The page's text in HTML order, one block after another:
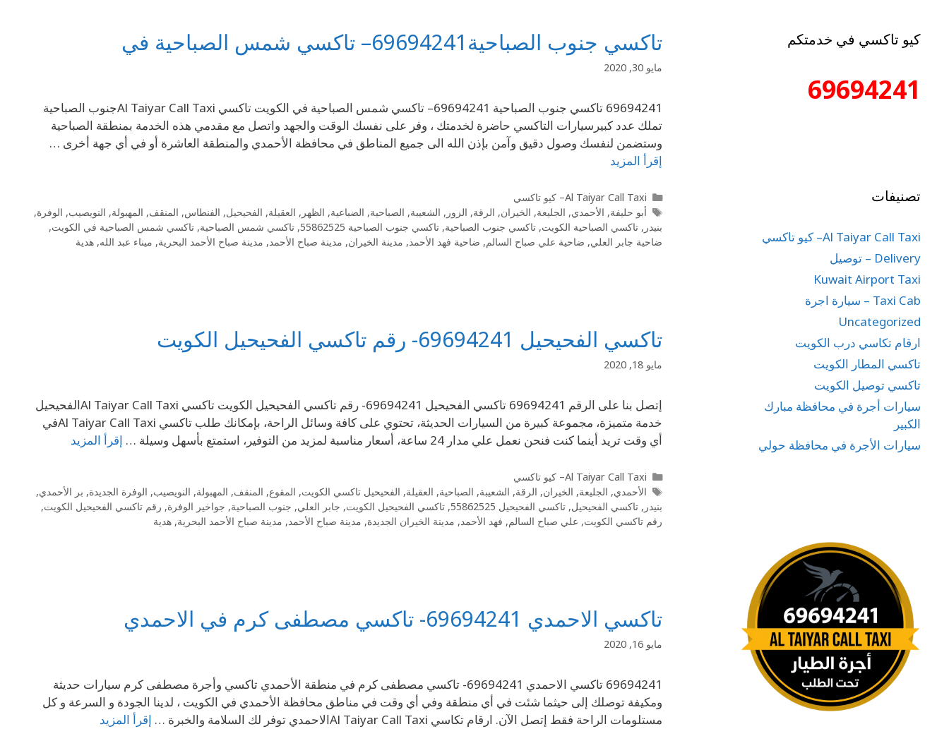
تاكسي جنوب الصباحية69694241– تاكسي شمس الصباحية في
مايو 30, 2020
69694241 تاكسي جنوب الصباحية 69694241– تاكسي شمس الصباحية في الكويت تاكسي Al Taiyar Call Taxiجنوب الصباحية
تملك عدد كبيرسيارات التاكسي حاضرة لخدمتك ، وفر على نفسك الوقت والجهد واتصل مع مقدمي هذه الخدمة بمنطقة الصباحية
وستضمن لنفسك وصول دقيق وآمن بإذن الله الى جميع المناطق في محافظة الأحمدي والمنطقة العاشرة أو في أي جهة أخرى …
إقرأ المزيد
Al Taiyar Call Taxi– كيو تاكسي
أبو حليفة, الأحمدي, الجليعة, الخيران, الرقة, الزور , الشعيبة, الصباحية, الضباعية, الظهر , العقيلة, الفحيحيل, الفنطاس, المنقف, المهبولة, النويصيب, الوفرة,
بنيدر , تاكسي الصباحية الكويت, تاكسي جنوب الصباحية, تاكسي جنوب الصباحية 55862525 , تاكسي شمس الصباحية, تاكسي شمس الصباحية في الكويت,
ضاحية جابر العلي, ضاحية علي صباح السالم, ضاحية فهد الأحمد, مدينة الخيران, مدينة صباح الأحمد, مدينة صباح الأحمد البحرية, ميناء عبد الله, هدية
تاكسي الفحيحيل 69694241- رقم تاكسي الفحيحيل الكويت
مايو 18, 2020
إتصل بنا على الرقم 69694241 تاكسي الفحيحيل 69694241- رقم تاكسي الفحيحيل الكويت تاكسي Al Taiyar Call Taxiالفحيحيل
خدمة متميزة، مجموعة كبيرة من السيارات الحديثة، تحتوي على كافة وسائل الراحة، بإمكانك طلب تاكسي Al Taiyar Call Taxiفي
أي وقت تريد أينما كنت فنحن نعمل علي مدار 24 ساعة، أسعار مناسبة لمزيد من التوفير، استمتع بأسهل وسيلة …
إقرأ المزيد
Al Taiyar Call Taxi– كيو تاكسي
الأحمدي, الجليعة, الخيران, الرقة, الشعيبة, الصباحية, العقيلة, الفحيحيل تاكسي الكويت, المقوع, المنقف, المهبولة, النويصيب, الوفرة الجديدة, بر الأحمدي,
بنيدر , تاكسي الفحيحيل, تاكسي الفحيحيل 55862525 , تاكسي الفحيحيل الكويت, جابر العلي, جنوب الصباحية, جواخير الوفرة, رقم تاكسي الفحيحيل الكويت,
رقم تاكسي الكويت, علي صباح السالم, فهد الأحمد, مدينة الخيران الجديدة, مدينة صباح الأحمد, مدينة صباح الأحمد البحرية, هدية
تاكسي الاحمدي 69694241- تاكسي مصطفى كرم في الاحمدي
مايو 16, 2020
69694241 تاكسي الاحمدي 69694241- تاكسي مصطفى كرم في منطقة الأحمدي تاكسي وأجرة مصطفى كرم سيارات حديثة
ومكيفة توصلك إلى حيثما شئت في أي منطقة وفي أي وقت في مناطق محافظة الأحمدي في الكويت ، لدينا الجودة و السرعة و كل
مستلومات الراحة فقط إتصل الآن. ارقام تكاسي Al Taiyar Call Taxiالاحمدي توفر لك السلامة والخبرة …
إقرأ المزيد
كيو تاكسي في خدمتكم
69694241
تصنيفات
Al Taiyar Call Taxi– كيو تاكسي
Delivery – توصيل
Kuwait Airport Taxi
Taxi Cab – سيارة اجرة
Uncategorized
ارقام تكاسي درب الكويت
تاكسي المطار الكويت
تاكسي توصيل الكويت
سيارات أجرة في محافظة مبارك
الكبير
سيارات الأجرة في محافظة حولي